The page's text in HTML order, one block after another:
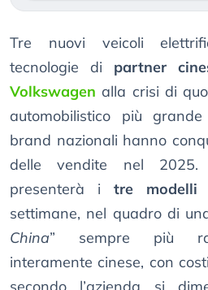
Tre nuovi veicoli
tecnologie di partner
Volkswagen alla crisi di
automobilistico più
brand nazionali hanno
delle vendite nel
presenterà i tre modelli
settimane, nel quadro di
China” sempre più
interamente cinese, con